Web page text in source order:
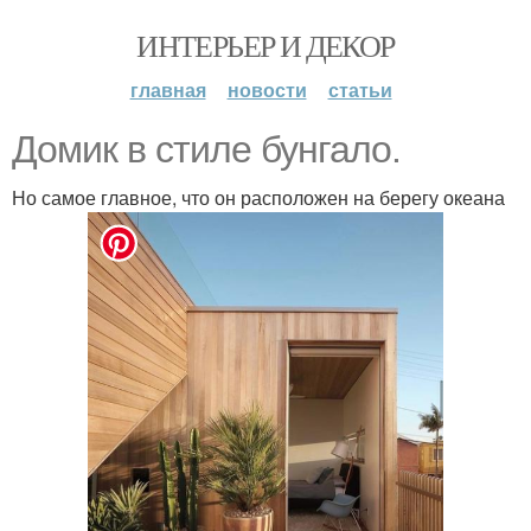
ИНТЕРЬЕР И ДЕКОР
главная новости статьи
Домик в стиле бунгало.
Но самое главное, что он расположен на берегу океана